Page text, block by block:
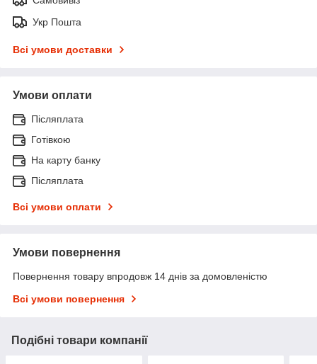
Укр Пошта
Всі умови доставки
Умови оплати
Післяплата
Готівкою
На карту банку
Післяплата
Всі умови оплати
Умови повернення
Повернення товару впродовж 14 днів за домовленістю
Всі умови повернення
Подібні товари компанії